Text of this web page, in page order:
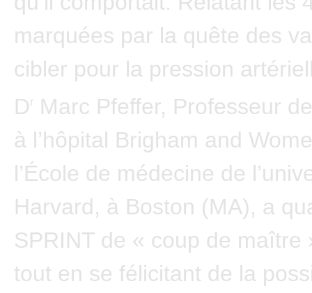
marquées par la quête des
cibler pour la pression
Dr
Marc Pfeffer, Professeur
à l’hôpital Brigham and
l’École de médecine de
Harvard, à Boston (MA), a
SPRINT de « coup de maître
tout en se félicitant de la